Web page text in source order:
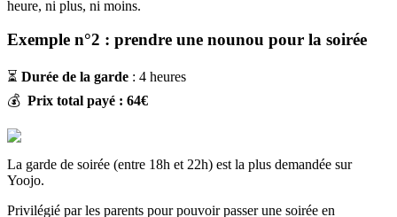
heure, ni plus, ni moins.
Exemple n°2 : prendre une nounou pour la soirée
⏳ Durée de la garde : 4 heures
💰 Prix total payé : 64€
La garde de soirée (entre 18h et 22h) est la plus demandée sur
Yoojo.
Privilégié par les parents pour pouvoir passer une soirée en